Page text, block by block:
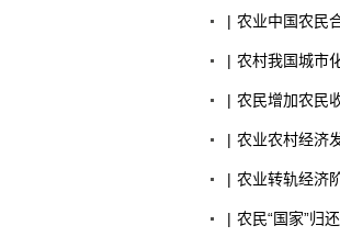
农业
| 中国农民
农村
| 我国城市
农民
| 增加农民
农业
| 农村经济
农业
| 转轨经济
农民
| “国家”归